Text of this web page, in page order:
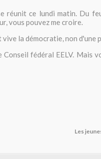
réunit ce lundi matin. Du
vous pouvez me croire.
vive la démocratie, non d'une
fédéral EELV. Mais
Les